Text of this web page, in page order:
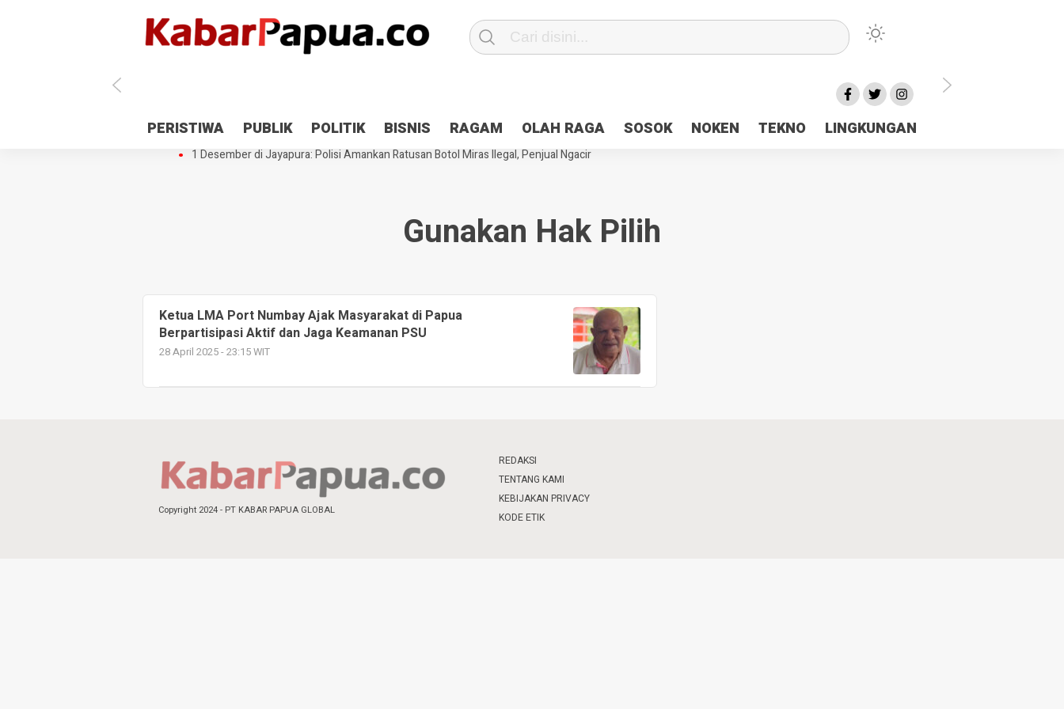
PERISTIWA PUBLIK POLITIK BISNIS RAGAM OLAH RAGA SOSOK NOKEN TEKNO LINGKUNGAN
Antisipasi 1 Desember, TNI Polri Patroli 2×24 jam di Kota Jayapura
Pesan Sejuk Polri di Deklarasi Pemilu Ceria Tanah Papua
Gedung Perpustakaan SMPN 5 Sentani Terbakar
Hibah Pilkada Jayapura Cair 10 Persen, Deposit Kas Daerah Rp23 Miliar Disorot
1 Desember di Jayapura: Polisi Amankan Ratusan Botol Miras Ilegal, Penjual Ngacir
Gunakan Hak Pilih
Ketua LMA Port Numbay Ajak Masyarakat di Papua
Berpartisipasi Aktif dan Jaga Keamanan PSU
28 April 2025 - 23:15 WIT
Copyright 2024 - PT KABAR PAPUA GLOBAL
REDAKSI
TENTANG KAMI
KEBIJAKAN PRIVACY
KODE ETIK